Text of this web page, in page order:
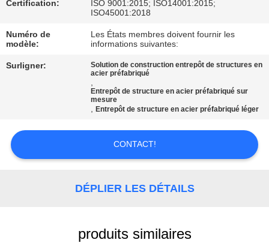
DE
L'USINE
CONTRÔLE
NOUS
CONTACTER
Certification:
ISO 9001:2015; ISO14001:2015;
ISO45001:2018
Numéro de
modèle:
Les États membres doivent fournir les
informations suivantes:
Surligner:
Solution de construction entrepôt de structures en
acier préfabriqué
,
Entrepôt de structure en acier préfabriqué sur
mesure
,Entrepôt de structure en acier préfabriqué léger
CONTACT!
DÉPLIER LES DÉTAILS
produits similaires